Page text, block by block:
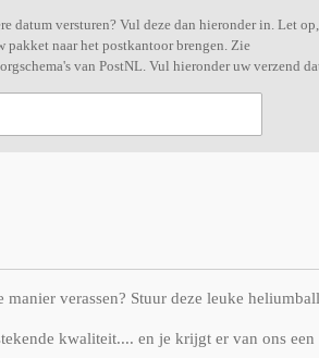
datum versturen? Vul deze dan hieronder in. Let
pakket naar het postkantoor brengen. Zie
van PostNL. Vul hieronder uw verzend
verassen? Stuur deze leuke
kwaliteit.... en je krijgt er van ons een